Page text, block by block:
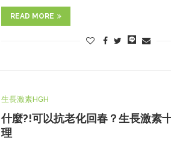
READ MORE
生長激素HGH
什麼?!可以抗老化回春？生長激素
理